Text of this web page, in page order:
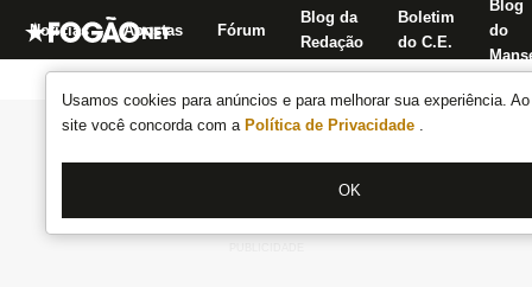
Usamos cookies para anúncios e para melhorar sua experiência.
site você concorda com a Política de Privacidade .
OK
Notícias Apostas Fórum
Blog da
Redação
Boletim
do C.E.
Blog
do